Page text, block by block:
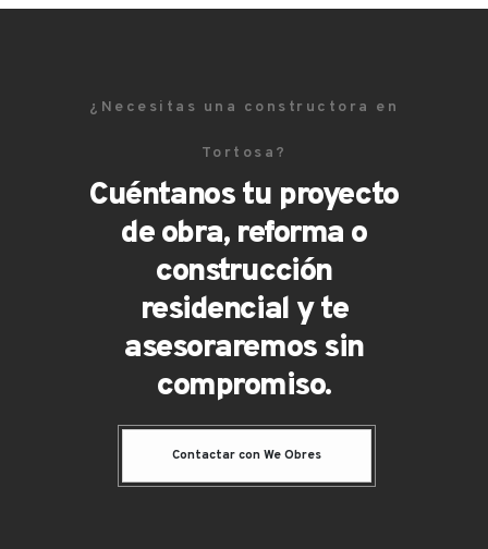
¿Necesitas una constructora en
Tortosa?
Cuéntanos tu proyecto
de obra, reforma o
construcción
residencial y te
asesoraremos sin
compromiso.
Contactar con We Obres